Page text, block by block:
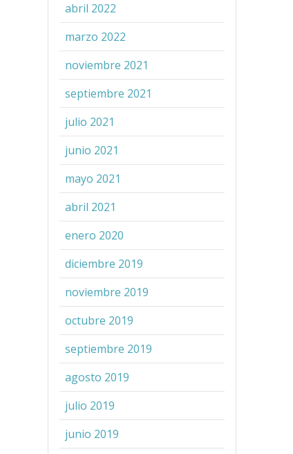
abril 2022
marzo 2022
noviembre 2021
septiembre 2021
julio 2021
junio 2021
mayo 2021
abril 2021
enero 2020
diciembre 2019
noviembre 2019
octubre 2019
septiembre 2019
agosto 2019
julio 2019
junio 2019